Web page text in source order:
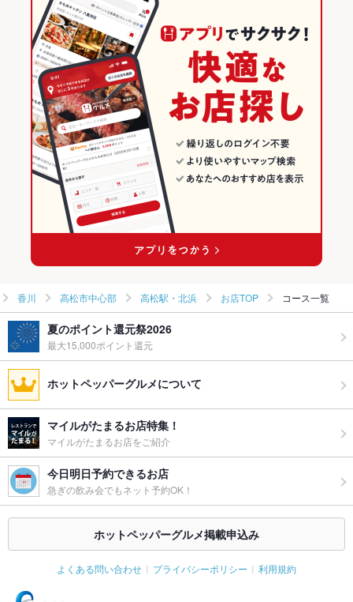
高松駅 × 和風
香川 × 居酒屋
香川 × 和風
焼きうどん
香川の居酒屋ランキング
高松市中心部のグルメランキング
高松市中心部の居酒屋ランキング
高松駅・北浜のグルメランキング
高松駅・北浜の居酒屋ランキング
香川 高松市中心部 高松駅・北浜 お店TOP コース一覧
夏のポイント還元祭2026
最大15,000ポイント還元
ホットペッパーグルメについて
マイルがたまるお店特集！
マイルがたまるお店をご紹介
今日明日予約できるお店
急ぎの飲み会でもネット予約OK！
ホットペッパーグルメ掲載申込み
よくある問い合わせ プライバシーポリシー 利用規約